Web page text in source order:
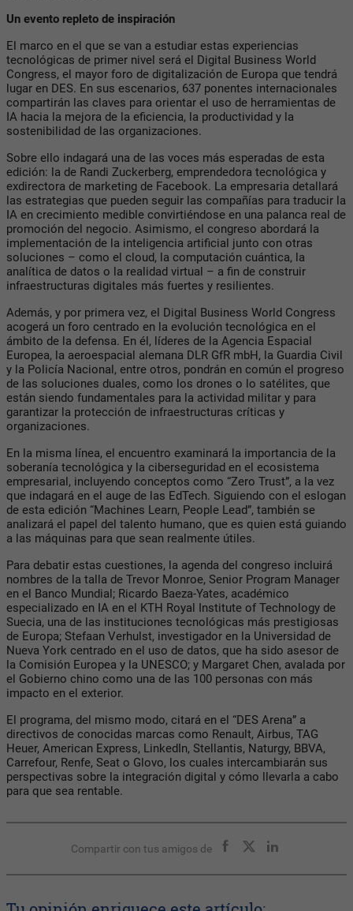
Un evento repleto de inspiración
El marco en el que se van a estudiar estas experiencias
tecnológicas de primer nivel será el Digital Business World
Congress, el mayor foro de digitalización de Europa que tendrá
lugar en DES. En sus escenarios, 637 ponentes internacionales
compartirán las claves para orientar el uso de herramientas de
IA hacia la mejora de la eficiencia, la productividad y la
sostenibilidad de las organizaciones.
Sobre ello indagará una de las voces más esperadas de esta
edición: la de Randi Zuckerberg, emprendedora tecnológica y
exdirectora de marketing de Facebook. La empresaria detallará
las estrategias que pueden seguir las compañías para traducir la
IA en crecimiento medible convirtiéndose en una palanca real de
promoción del negocio. Asimismo, el congreso abordará la
implementación de la inteligencia artificial junto con otras
soluciones – como el cloud, la computación cuántica, la
analítica de datos o la realidad virtual – a fin de construir
infraestructuras digitales más fuertes y resilientes.
Además, y por primera vez, el Digital Business World Congress
acogerá un foro centrado en la evolución tecnológica en el
ámbito de la defensa. En él, líderes de la Agencia Espacial
Europea, la aeroespacial alemana DLR GfR mbH, la Guardia Civil
y la Policía Nacional, entre otros, pondrán en común el progreso
de las soluciones duales, como los drones o lo satélites, que
están siendo fundamentales para la actividad militar y para
garantizar la protección de infraestructuras críticas y
organizaciones.
En la misma línea, el encuentro examinará la importancia de la
soberanía tecnológica y la ciberseguridad en el ecosistema
empresarial, incluyendo conceptos como “Zero Trust”, a la vez
que indagará en el auge de las EdTech. Siguiendo con el eslogan
de esta edición “Machines Learn, People Lead”, también se
analizará el papel del talento humano, que es quien está guiando
a las máquinas para que sean realmente útiles.
Para debatir estas cuestiones, la agenda del congreso incluirá
nombres de la talla de Trevor Monroe, Senior Program Manager
en el Banco Mundial; Ricardo Baeza-Yates, académico
especializado en IA en el KTH Royal Institute of Technology de
Suecia, una de las instituciones tecnológicas más prestigiosas
de Europa; Stefaan Verhulst, investigador en la Universidad de
Nueva York centrado en el uso de datos, que ha sido asesor de
la Comisión Europea y la UNESCO; y Margaret Chen, avalada por
el Gobierno chino como una de las 100 personas con más
impacto en el exterior.
El programa, del mismo modo, citará en el “DES Arena” a
directivos de conocidas marcas como Renault, Airbus, TAG
Heuer, American Express, LinkedIn, Stellantis, Naturgy, BBVA,
Carrefour, Renfe, Seat o Glovo, los cuales intercambiarán sus
perspectivas sobre la integración digital y cómo llevarla a cabo
para que sea rentable.
Compartir con tus amigos de